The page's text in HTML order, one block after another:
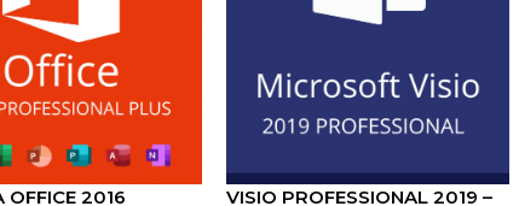
OFFICE 2016
VISIO PROFESSIONAL 2019 –